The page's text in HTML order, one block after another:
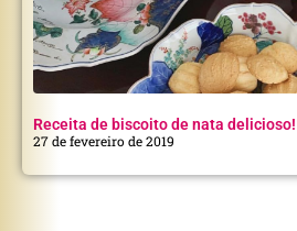
Receita de biscoito de nata delicioso!
27 de fevereiro de 2019